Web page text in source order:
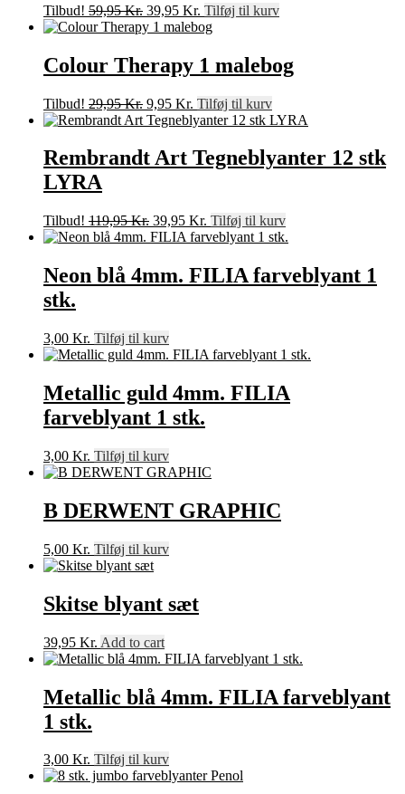
Tilbud! 59,95Kr. Den
oprindelige
59,95 Kr..
39,95 Kr. Den
aktuelle
er:
39,95 Kr..
Tilføj til kurv
Colour Therapy 1 malebog
Tilbud! 29,95Kr. Den
oprindelige
var:
29,95 Kr..
9,95 Kr. Den
aktuelle
er:
9,95 Kr..
Tilføj til kurv
Rembrandt Art Tegneblyanter 12 stk
LYRA
Tilbud! 119,95Kr. Den
oprindelige
119,95 Kr..
39,95 Kr. Den
aktuelle
er:
39,95 Kr..
Tilføj til kurv
Neon blå 4mm. FILIA farveblyant 1
stk.
3,00 Kr. Tilføj til kurv
Metallic guld 4mm. FILIA
farveblyant 1 stk.
3,00 Kr. Tilføj til kurv
B DERWENT GRAPHIC
5,00 Kr. Tilføj til kurv
Skitse blyant sæt
39,95 Kr. Add to cart
Metallic blå 4mm. FILIA farveblyant
1 stk.
3,00 Kr. Tilføj til kurv